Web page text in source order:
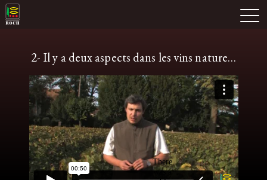
Skip
to
Domaine Prieuré Roch
2- Il y a deux aspects dans les vins nature…